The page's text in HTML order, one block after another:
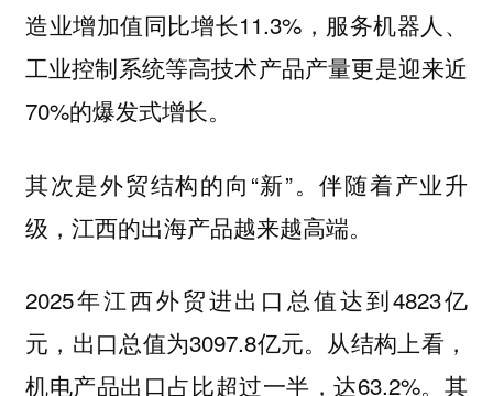
造业增加值同比增长11.3%，服务机器人、
工业控制系统等高技术产品产量更是迎来近
70%的爆发式增长。
其次是外贸结构的向“新”。伴随着产业升
级，江西的出海产品越来越高端。
2025年江西外贸进出口总值达到4823亿
元，出口总值为3097.8亿元。从结构上看，
机电产品出口占比超过一半，达63.2%。其